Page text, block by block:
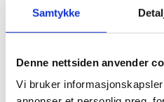
Samtykke
Denne nettsiden anvender
Vi bruker
kvaliteter som lynne, eksteriør, rid-
vi er veldig givende og gøy å drive
det er et miljø her på Nordmøre og
(Worldfengur er en database over
registrere hester av rasen i alle
sammenheng med målrettet avl på